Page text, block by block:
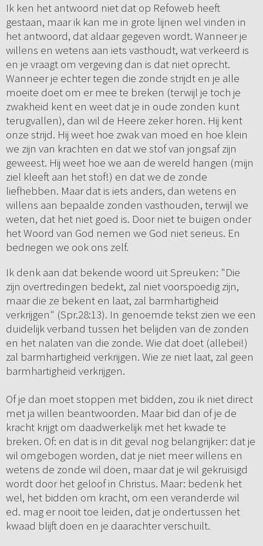
Ik ken het antwoord niet dat op Refoweb heeft
gestaan, maar ik kan me in grote lijnen wel vinden in
het antwoord, dat aldaar gegeven wordt. Wanneer je
willens en wetens aan iets vasthoudt, wat verkeerd is
en je vraagt om vergeving dan is dat niet oprecht.
Wanneer je echter tegen die zonde strijdt en je alle
moeite doet om er mee te breken (terwijl je toch je
zwakheid kent en weet dat je in oude zonden kunt
terugvallen), dan wil de Heere zeker horen. Hij kent
onze strijd. Hij weet hoe zwak van moed en hoe klein
we zijn van krachten en dat we stof van jongsaf zijn
geweest. Hij weet hoe we aan de wereld hangen (mijn
ziel kleeft aan het stof!) en dat we de zonde
liefhebben. Maar dat is iets anders, dan wetens en
willens aan bepaalde zonden vasthouden, terwijl we
weten, dat het niet goed is. Door niet te buigen onder
het Woord van God nemen we God niet serieus. En
bedriegen we ook ons zelf.
Ik denk aan dat bekende woord uit Spreuken: "Die
zijn overtredingen bedekt, zal niet voorspoedig zijn,
maar die ze bekent en laat, zal barmhartigheid
verkrijgen" (Spr.28:13). In genoemde tekst zien we een
duidelijk verband tussen het belijden van de zonden
en het nalaten van die zonde. Wie dat doet (allebei!)
zal barmhartigheid verkrijgen. Wie ze niet laat, zal geen
barmhartigheid verkrijgen.
Of je dan moet stoppen met bidden, zou ik niet direct
met ja willen beantwoorden. Maar bid dan of je de
kracht krijgt om daadwerkelijk met het kwade te
breken. Of: en dat is in dit geval nog belangrijker: dat je
wil omgebogen worden, dat je niet meer willens en
wetens de zonde wil doen, maar dat je wil gekruisigd
wordt door het geloof in Christus. Maar: bedenk het
wel, het bidden om kracht, om een veranderde wil
ed. mag er nooit toe leiden, dat je ondertussen het
kwaad blijft doen en je daarachter verschuilt.